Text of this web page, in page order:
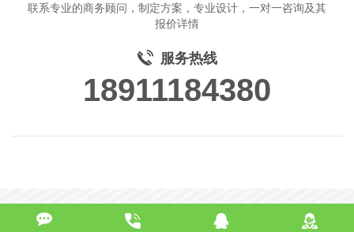
联系专业的商务顾问，制定方案，专业设计，一对一咨询及其
报价详情
服务热线
18911184380